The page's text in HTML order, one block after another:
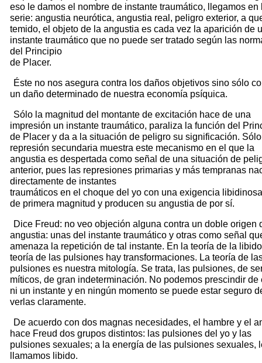
eso le damos el nombre de instante traumático, llegamos en
serie: angustia neurótica, angustia real, peligro exterior, a
temido, el objeto de la angustia es cada vez la aparición de
instante traumático que no puede ser tratado según las
del Principio
de Placer.
Éste no nos asegura contra los daños objetivos sino sólo
un daño determinado de nuestra economía psíquica.
Sólo la magnitud del montante de excitación hace de una
impresión un instante traumático, paraliza la función del
de Placer y da a la situación de peligro su significación.
represión secundaria muestra este mecanismo en el que la
angustia es despertada como señal de una situación de
anterior, pues las represiones primarias y más tempranas
directamente de instantes
traumáticos en el choque del yo con una exigencia libidinosa
de primera magnitud y producen su angustia de por sí.
Dice Freud: no veo objeción alguna contra un doble origen
angustia: unas del instante traumático y otras como señal
amenaza la repetición de tal instante. En la teoría de la
teoría de las pulsiones hay transformaciones. La teoría de
pulsiones es nuestra mitología. Se trata, las pulsiones, de
míticos, de gran indeterminación. No podemos prescindir de
ni un instante y en ningún momento se puede estar seguro
verlas claramente.
De acuerdo con dos magnas necesidades, el hambre y el
hace Freud dos grupos distintos: las pulsiones del yo y las
pulsiones sexuales; a la energía de las pulsiones sexuales,
llamamos libido.